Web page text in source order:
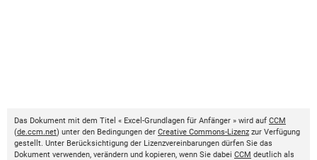
Das Dokument mit dem Titel « Excel-Grundlagen für Anfänger » wird auf CCM
(de.ccm.net) unter den Bedingungen der Creative Commons-Lizenz zur Verfügung
gestellt. Unter Berücksichtigung der Lizenzvereinbarungen dürfen Sie das
Dokument verwenden, verändern und kopieren, wenn Sie dabei CCM deutlich als